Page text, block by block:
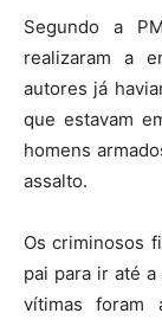
Segundo a
realizaram a
autores já
que estavam
homens
assalto.
Os criminosos
pai para ir até
vítimas foram